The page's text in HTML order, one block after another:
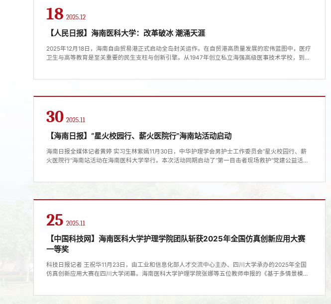
18 2025.12
【人民日报】海南医科大学：改革破冰 潮涌天涯
2025年12月18日，海南自由贸易港正式启动全岛封关运作。在自贸港高质量发展的宏伟蓝图中，医疗
卫生与高等教育是至关重要的民生支柱与创新引擎。从1947年创立私立海强高级医事技术学校，到
30 2025.11
【海南日报】“星火校园行、薪火医院行”海南站活动启动
海南日报全媒体记者黄婷 实习生林紫嫣11月30日，中华护理学会男护士工作委员会“星火校园行、薪
火医院行”海南站活动在海南医科大学举行。本次活动同期启动了“第一目击者现场救护”党建公益活动
25 2025.11
【中国科技网】海南医科大学护理学院团队斩获2025年全国仿真创新应用大赛
一等奖
科技日报记者 王祝华11月23日，由工业和信息化部人才交流中心主办、四川大学承办的2025年全国
仿真创新应用大赛在四川大学闭幕。海南医科大学护理学院张娜等五位教师申报的《基于多情景模拟